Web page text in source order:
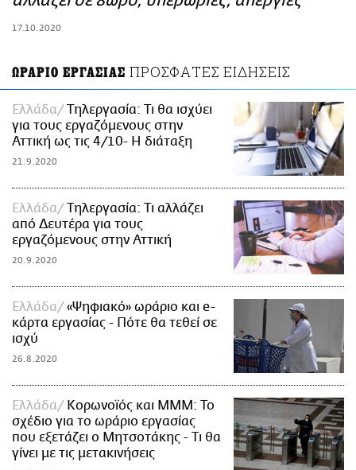
17.10.2020
ΩΡΑΡΙΟ ΕΡΓΑΣΙΑΣ ΠΡΟΣΦΑΤΕΣ ΕΙΔΗΣΕΙΣ
Ελλάδα
Τηλεργασία: Τι θα ισχύει
για τους εργαζόμενους στην
Αττική ως τις 4/10- Η διάταξη
21.9.2020
Ελλάδα
Τηλεργασία: Τι αλλάζει
από Δευτέρα για τους
εργαζόμενους στην Αττική
20.9.2020
Ελλάδα
«Ψηφιακό» ωράριο και e-
κάρτα εργασίας - Πότε θα τεθεί σε
ισχύ
26.8.2020
Ελλάδα
Κορωνοϊός και ΜΜΜ: Το
σχέδιο για το ωράριο εργασίας
που εξετάζει ο Μητσοτάκης - Τι θα
γίνει με τις μετακινήσεις